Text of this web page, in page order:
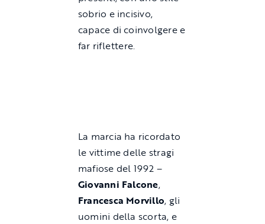
sobrio e incisivo,
capace di coinvolgere e
far riflettere.
La marcia ha ricordato
le vittime delle stragi
mafiose del 1992 –
Giovanni Falcone,
Francesca Morvillo, gli
uomini della scorta, e